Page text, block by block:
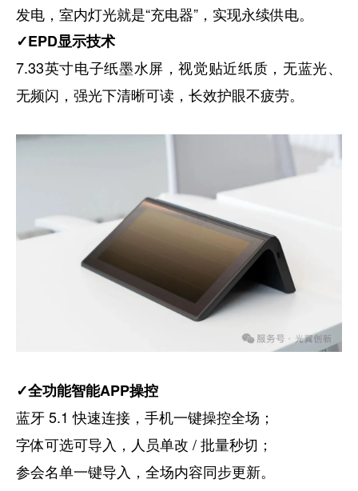
发电，室内灯光就是“充电器”，实现永续供电。
✓EPD显示技术
7.33英寸电子纸墨水屏，视觉贴近纸质，无蓝光、
无频闪，强光下清晰可读，长效护眼不疲劳。
✓全功能智能APP操控
蓝牙 5.1 快速连接，手机一键操控全场；
字体可选可导入，人员单改 / 批量秒切；
参会名单一键导入，全场内容同步更新。